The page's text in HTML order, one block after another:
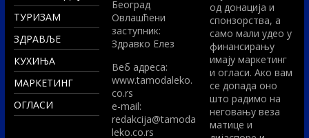
ТУРИЗАМ
ЗДРАВЉЕ
КУХИЊА
МАРКЕТИНГ
ОГЛАСИ
Београд
Овлашћени
заступник:
Здравко Елез
Вeб адреса:
www.tamodaleko.
co.rs
e-mail:
redakcija@tamoda
leko.co.rs
од донација и
спонзорства, а
само мали удео у
финансирању
имају маркетинг
и огласи. Ако вам
се допада оно
што радимо на
неговању веза
матице и